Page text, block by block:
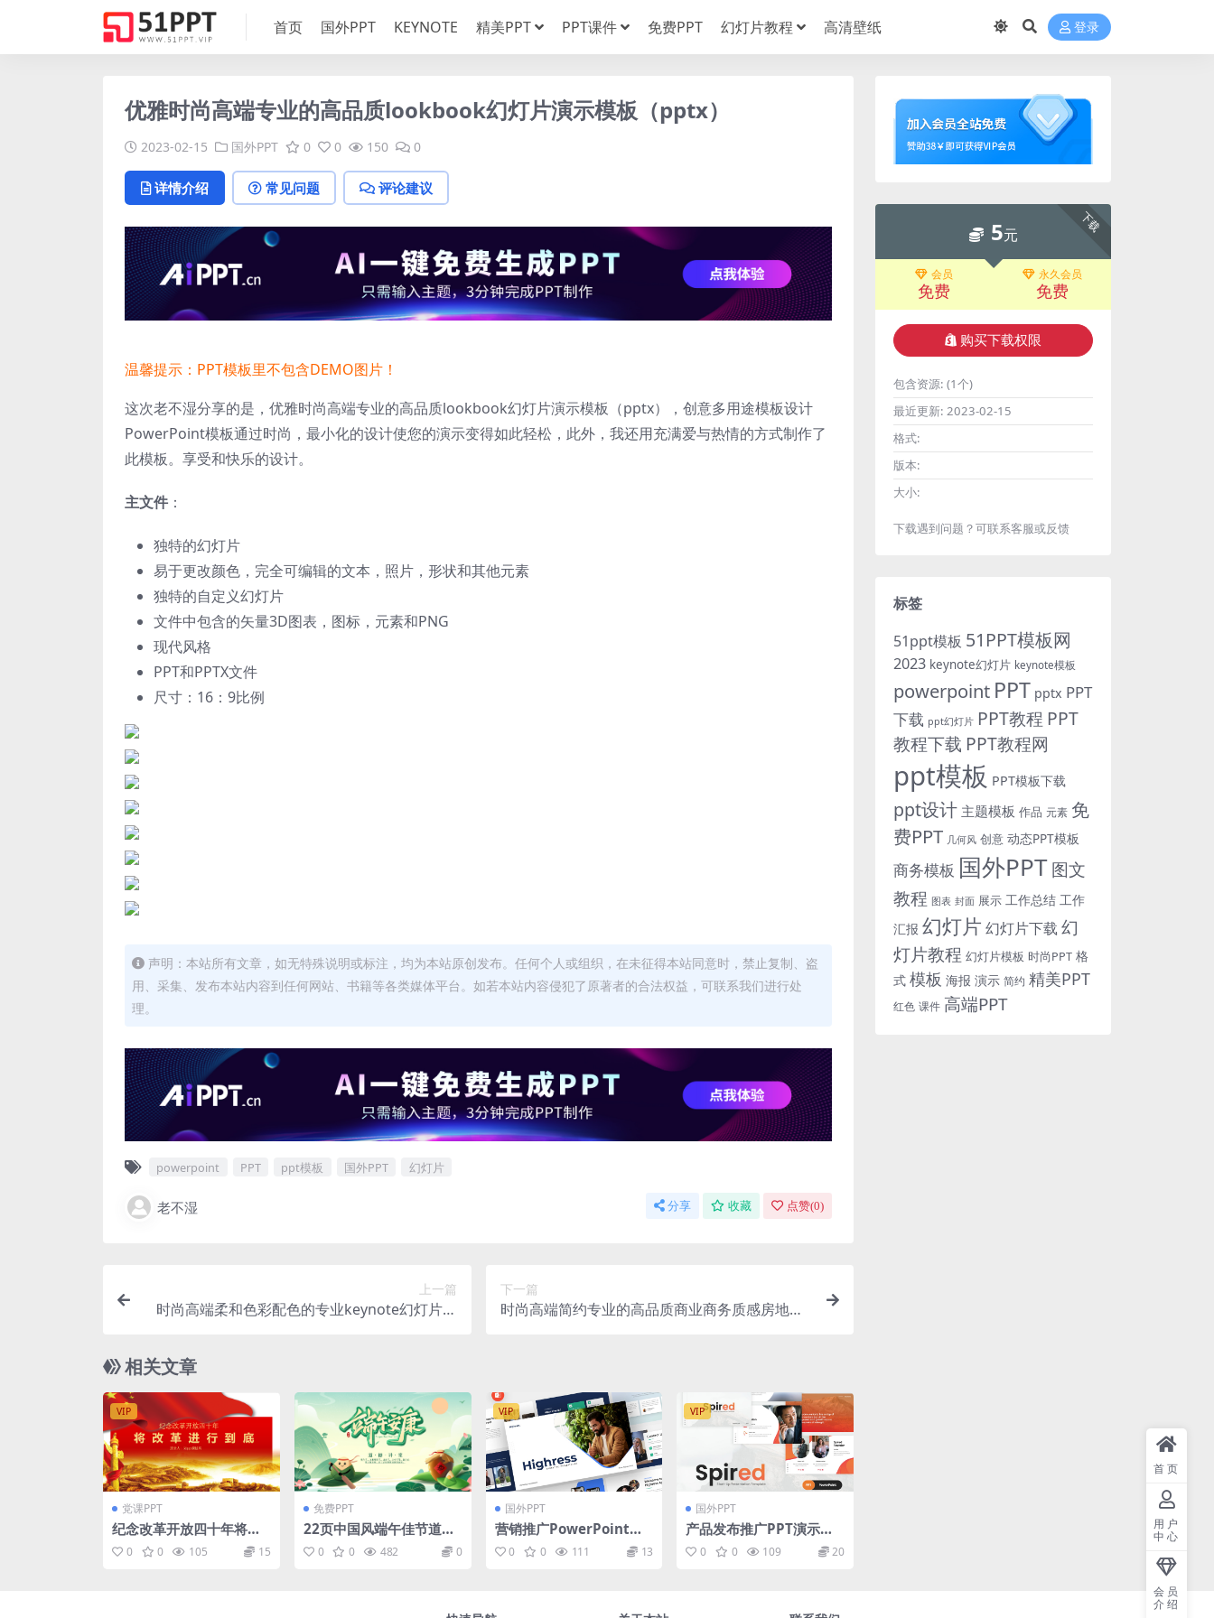
首页 国外PPT KEYNOTE 精美PPT PPT课件 免费PPT 幻灯片教程 高清壁纸 登录
优雅时尚高端专业的高品质lookbook幻灯片演示模板（pptx）
2023-02-15 国外PPT 0 0 150 0
详情介绍 常见问题 评论建议
温馨提示：PPT模板里不包含DEMO图片！
这次老不湿分享的是，优雅时尚高端专业的高品质lookbook幻灯片演示模板（pptx）， 创意多用途模板设计
PowerPoint模板通过时尚，最小化的设计使您的演示变得如此轻松，此外，我还用充满爱与热情的方式制作了
此模板。享受和快乐的设计。
主文件 ：
独特的幻灯片
易于更改颜色，完全可编辑的文本，照片，形状和其他元素
独特的自定义幻灯片
文件中包含的矢量3D图表，图标，元素和PNG
现代风格
PPT和PPTX文件
尺寸：16：9比例
声明：本站所有文章，如无特殊说明或标注，均为本站原创发布。任何个人或组织，在未征得本站同意时，禁止复制、盗
用、采集、发布本站内容到任何网站、书籍等各类媒体平台。如若本站内容侵犯了原著者的合法权益，可联系我们进行处
理。
powerpoint PPT ppt模板 国外PPT 幻灯片
老不湿 分享 收藏 点赞(0)
上一篇
时尚高端柔和色彩配色的专业keynote幻灯片演
下一篇
时尚高端简约专业的高品质商业商务质感房地产
相关文章
VIP
党课PPT
纪念改革开放四十年将改
革进行到底PPT模板
0 0 105 15
免费PPT
22页中国风端午佳节道德
讲堂主题班会PPT模板
0 0 482 0
VIP
国外PPT
营销推广PowerPoint演
示文稿模板 Highress –
Marketing Powerpoint
0 0 111 13
VIP
国外PPT
产品发布推广PPT演示幻
灯片模板 Spired – Start
up Pitch Deck PowerP
0 0 109 20
下载
5元
会员
免费
永久会员
免费
购买下载权限
包含资源: (1个)
最近更新: 2023-02-15
格式:
版本:
大小:
下载遇到问题？可联系客服或反馈
标签
51ppt模板 51PPT模板网
2023 keynote幻灯片 keynote模板
powerpoint PPT pptx PPT
下载 ppt幻灯片 PPT教程 PPT
教程下载 PPT教程网
ppt模板 PPT模板下载
ppt设计 主题模板 作品 元素 免
费PPT 几何风 创意 动态PPT模板
商务模板 国外PPT图文
教程 图表 封面 展示 工作总结 工作
汇报 幻灯片 幻灯片下载 幻
灯片教程 幻灯片模板 时尚PPT 格
式 模板 海报 演示 简约 精美PPT
红色 课件 高端PPT
首页
用户
中心
会员
介绍